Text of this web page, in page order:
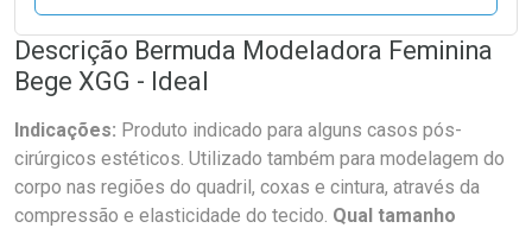
Descrição Bermuda Modeladora Feminina
Bege XGG - Ideal
Indicações: Produto indicado para alguns casos pós-
cirúrgicos estéticos. Utilizado também para modelagem do
corpo nas regiões do quadril, coxas e cintura, através da
compressão e elasticidade do tecido. Qual tamanho